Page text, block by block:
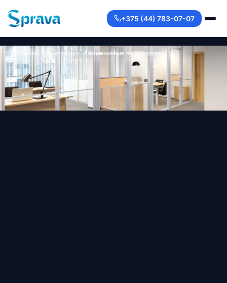
+375 (44) 783-07-07
Главная Перегородки Алюминиевые перегородки